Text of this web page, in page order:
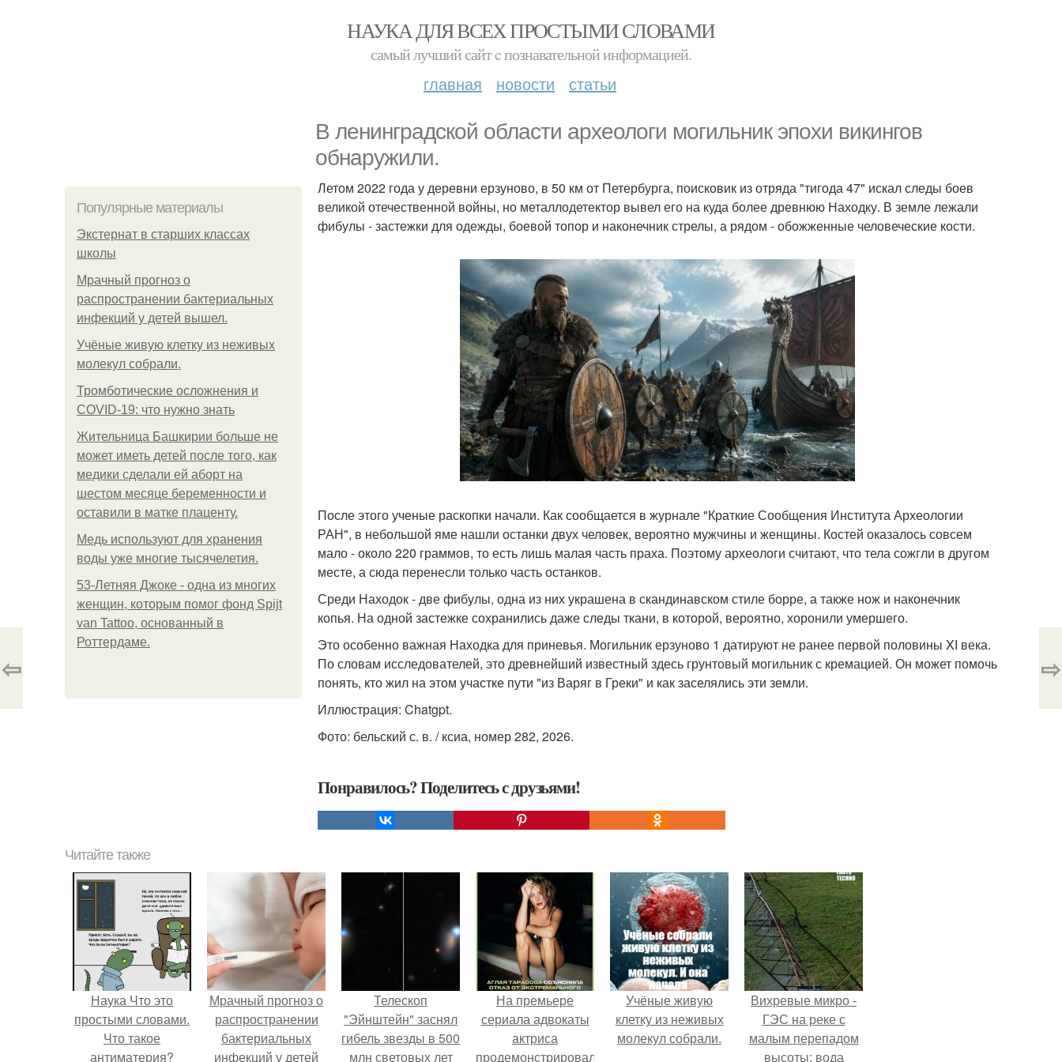
НАУКА ДЛЯ ВСЕХ ПРОСТЫМИ СЛОВАМИ
самый лучший сайт c познавательной информацией.
главная новости статьи
В ленинградской области археологи могильник эпохи викингов
обнаружили.
Популярные материалы
Экстернат в старших классах
школы
Мрачный прогноз о
распространении бактериальных
инфекций у детей вышел.
Учёные живую клетку из неживых
молекул собрали.
Тромботические осложнения и
COVID-19: что нужно знать
Жительница Башкирии больше не
может иметь детей после того, как
медики сделали ей аборт на
шестом месяце беременности и
оставили в матке плаценту.
Медь используют для хранения
воды уже многие тысячелетия.
53-Летняя Джоке - одна из многих
женщин, которым помог фонд Spijt
van Tattoo, основанный в
Роттердаме.
Летом 2022 года у деревни ерзуново, в 50 км от Петербурга, поисковик из отряда "тигода 47" искал следы боев
великой отечественной войны, но металлодетектор вывел его на куда более древнюю Находку. В земле лежали
фибулы - застежки для одежды, боевой топор и наконечник стрелы, а рядом - обожженные человеческие кости.
После этого ученые раскопки начали. Как сообщается в журнале "Краткие Сообщения Института Археологии
РАН", в небольшой яме нашли останки двух человек, вероятно мужчины и женщины. Костей оказалось совсем
мало - около 220 граммов, то есть лишь малая часть праха. Поэтому археологи считают, что тела сожгли в другом
месте, а сюда перенесли только часть останков.
Среди Находок - две фибулы, одна из них украшена в скандинавском стиле борре, а также нож и наконечник
копья. На одной застежке сохранились даже следы ткани, в которой, вероятно, хоронили умершего.
Это особенно важная Находка для приневья. Могильник ерзуново 1 датируют не ранее первой половины XI века.
По словам исследователей, это древнейший известный здесь грунтовый могильник с кремацией. Он может помочь
понять, кто жил на этом участке пути "из Варяг в Греки" и как заселялись эти земли.
Иллюстрация: Chatgpt.
Фото: бельский с. в. / ксиа, номер 282, 2026.
Понравилось? Поделитесь с друзьями!
⇦ ⇨
Читайте также
Наука Что это
простыми словами.
Что такое
антиматерия?
Мрачный прогноз о
распространении
бактериальных
инфекций у детей
Телескоп
"Эйнштейн" заснял
гибель звезды в 500
млн световых лет
На премьере
сериала адвокаты
актриса
продемонстрировала
Учёные живую
клетку из неживых
молекул собрали.
Вихревые микро -
ГЭС на реке с
малым перепадом
высоты: вода